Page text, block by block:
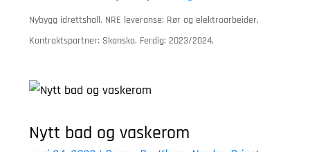
Nybygg idrettshall. NRE leveranse: Rør og elektroarbeider.
Kontraktspartner: Skanska. Ferdig: 2023/2024.
Nytt bad og vaskerom